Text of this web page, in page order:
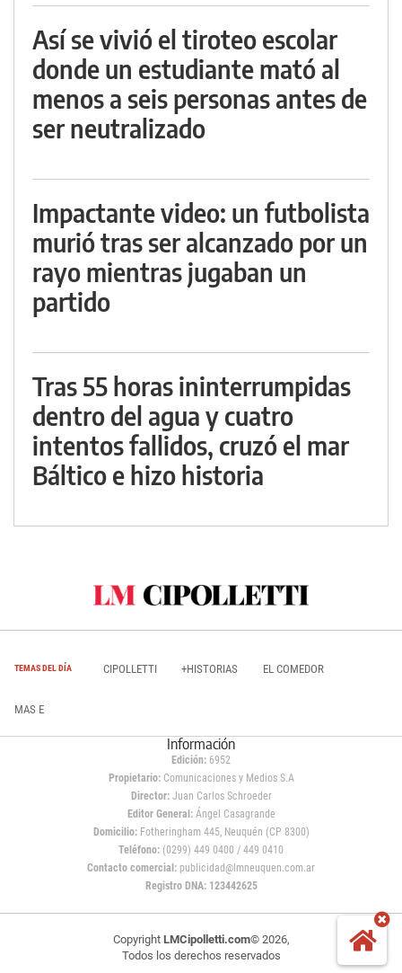
Así se vivió el tiroteo escolar
donde un estudiante mató al
menos a seis personas antes de
ser neutralizado
Impactante video: un futbolista
murió tras ser alcanzado por un
rayo mientras jugaban un
partido
Tras 55 horas ininterrumpidas
dentro del agua y cuatro
intentos fallidos, cruzó el mar
Báltico e hizo historia
TEMAS DEL DÍA CIPOLLETTI +HISTORIAS EL COMEDOR
MAS E
Información
Edición: 6952
Propietario:Comunicaciones y Medios S.A
Director: Juan Carlos Schroeder
Editor General:Ángel Casagrande
Domicilio:Fotheringham 445, Neuquén (CP 8300)
Teléfono: (0299) 449 0400 / 449 0410
Contacto comercial: publicidad@lmneuquen.com.ar
Registro DNA: 123442625
Copyright LMCipolletti.com© 2026,
Todos los derechos reservados